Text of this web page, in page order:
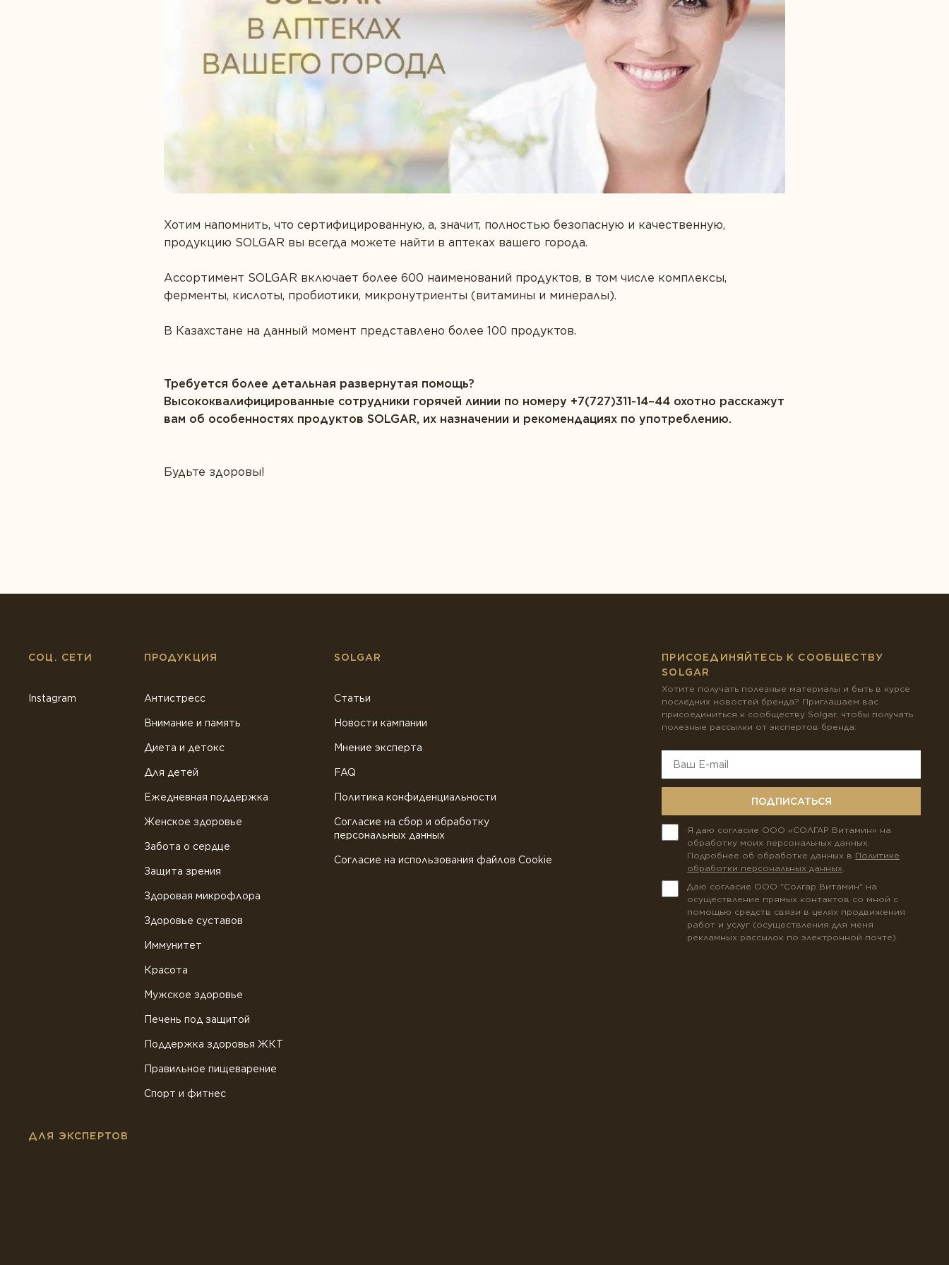
Спорт и фитнес
Хотим напомнить, что сертифицированную, а, значит, полностью безопасную и качественную,
продукцию SOLGAR вы всегда можете найти в аптеках вашего города.
Ассортимент SOLGAR включает более 600 наименований продуктов, в том числе комплексы,
ферменты, кислоты, пробиотики, микронутриенты (витамины и минералы).
В Казахстане на данный момент представлено более 100 продуктов.
Требуется более детальная развернутая помощь?
Высококвалифицированные сотрудники горячей линии по номеру +7(727)311-14–44 охотно расскажут
вам об особенностях продуктов SOLGAR, их назначении и рекомендациях по употреблению.
Будьте здоровы!
СОЦ. СЕТИ
Instagram
ПРОДУКЦИЯ
Антистресс
Внимание и память
Диета и детокс
Для детей
Ежедневная поддержка
Женское здоровье
Забота о сердце
Защита зрения
Здоровая микрофлора
Здоровье суставов
Иммунитет
Красота
Мужское здоровье
Печень под защитой
Поддержка здоровья ЖКТ
Правильное пищеварение
Спорт и фитнес
SOLGAR
Статьи
Новости кампании
Мнение эксперта
FAQ
Политика конфиденциальности
Согласие на сбор и обработку
персональных данных
Согласие на использования файлов Cookie
ДЛЯ ЭКСПЕРТОВ
ПРИСОЕДИНЯЙТЕСЬ К СООБЩЕСТВУ
SOLGAR
Хотите получать полезные материалы и быть в курсе
последних новостей бренда? Приглашаем вас
присоединиться к сообществу Solgar, чтобы получать
полезные рассылки от экспертов бренда:
ПОДПИСАТЬСЯ
Я даю согласие ООО «СОЛГАР Витамин» на
обработку моих персональных данных.
Подробнее об обработке данных в Политике
обработки персональных данных.
Даю согласие ООО "Солгар Витамин" на
осуществление прямых контактов со мной с
помощью средств связи в целях продвижения
работ и услуг (осуществления для меня
рекламных рассылок по электронной почте).